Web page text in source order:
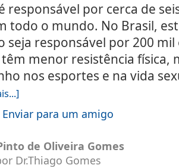
responsável por cerca de
todo o mundo. No Brasil,
seja responsável por 200 mil
menor resistência física,
nos esportes e na vida
Enviar para um amigo
de Oliveira Gomes
Dr.Thiago Gomes